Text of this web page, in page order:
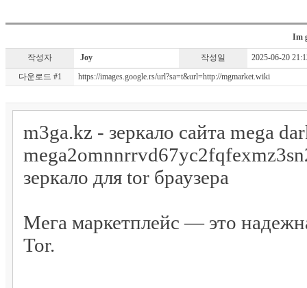
Im
작성자 Joy 작성일
2025-06-20
다운로드 #1
https://images.google.rs/url?sa=t&url=http://mgmarket.wiki
m3ga.kz - зеркало сайта mega
зеркало для tor браузера
Мега маркетплейс — это
Tor.